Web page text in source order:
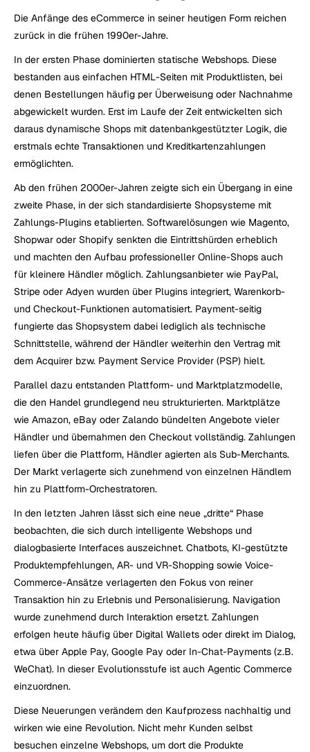
Die Anfänge des eCommerce in seiner heutigen Form reichen
zurück in die frühen 1990er-Jahre.
In der ersten Phase dominierten statische Webshops. Diese
bestanden aus einfachen HTML-Seiten mit Produktlisten, bei
denen Bestellungen häufig per Überweisung oder Nachnahme
abgewickelt wurden. Erst im Laufe der Zeit entwickelten sich
daraus dynamische Shops mit datenbankgestützter Logik, die
erstmals echte Transaktionen und Kreditkartenzahlungen
ermöglichten.
Ab den frühen 2000er-Jahren zeigte sich ein Übergang in eine
zweite Phase, in der sich standardisierte Shopsysteme mit
Zahlungs-Plugins etablierten. Softwarelösungen wie Magento,
Shopwar oder Shopify senkten die Eintrittshürden erheblich
und machten den Aufbau professioneller Online-Shops auch
für kleinere Händler möglich. Zahlungsanbieter wie PayPal,
Stripe oder Adyen wurden über Plugins integriert, Warenkorb-
und Checkout-Funktionen automatisiert. Payment-seitig
fungierte das Shopsystem dabei lediglich als technische
Schnittstelle, während der Händler weiterhin den Vertrag mit
dem Acquirer bzw. Payment Service Provider (PSP) hielt.
Parallel dazu entstanden Plattform- und Marktplatzmodelle,
die den Handel grundlegend neu strukturierten. Marktplätze
wie Amazon, eBay oder Zalando bündelten Angebote vieler
Händler und übernahmen den Checkout vollständig. Zahlungen
liefen über die Plattform, Händler agierten als Sub-Merchants.
Der Markt verlagerte sich zunehmend von einzelnen Händlern
hin zu Plattform-Orchestratoren.
In den letzten Jahren lässt sich eine neue „dritte“ Phase
beobachten, die sich durch intelligente Webshops und
dialogbasierte Interfaces auszeichnet. Chatbots, KI-gestützte
Produktempfehlungen, AR- und VR-Shopping sowie Voice-
Commerce-Ansätze verlagerten den Fokus von reiner
Transaktion hin zu Erlebnis und Personalisierung. Navigation
wurde zunehmend durch Interaktion ersetzt. Zahlungen
erfolgen heute häufig über Digital Wallets oder direkt im Dialog,
etwa über Apple Pay, Google Pay oder In-Chat-Payments (z.B.
WeChat). In dieser Evolutionsstufe ist auch Agentic Commerce
einzuordnen.
Diese Neuerungen verändern den Kaufprozess nachhaltig und
wirken wie eine Revolution. Nicht mehr Kunden selbst
besuchen einzelne Webshops, um dort die Produkte